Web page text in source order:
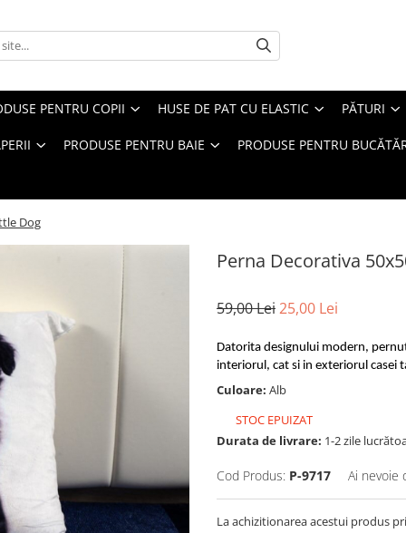
PENTRU COPII HUSE DE PAT CU ELASTIC PĂTURI
PRODUSE PENTRU BAIE PRODUSE PENTRU
Dog
Perna Decorativa
59,00 Lei25,00 Lei
Datorita designului modern,
interiorul, cat si in exteriorul casei
Culoare: Alb
STOC EPUIZAT
Durata de livrare: 1-2 zile
Cod Produs: P-9717 Ai nevoie
La achizitionarea acestui produs